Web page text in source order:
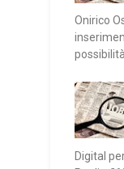
Onirico
Digital